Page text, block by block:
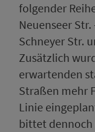
folgender
Neuenseer
Schneyer Str.
Zusätzlich
erwartenden
Straßen mehr
Linie
bittet dennoch